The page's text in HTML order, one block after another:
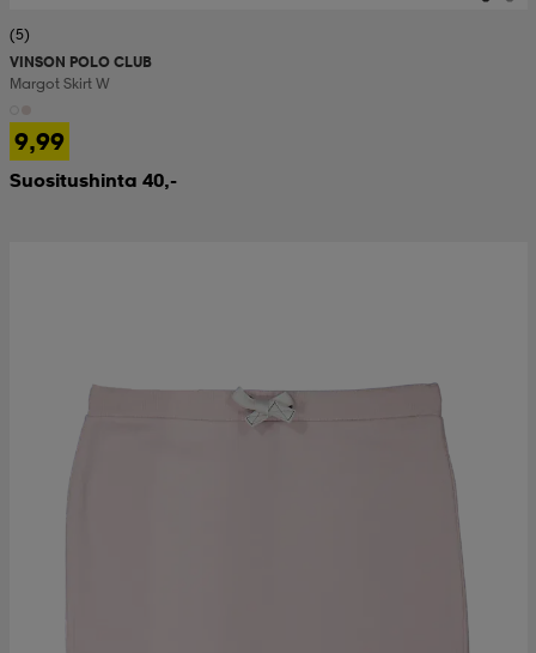
(5)
VINSON POLO CLUB
Margot Skirt W
9,99
Suositushinta 40,-